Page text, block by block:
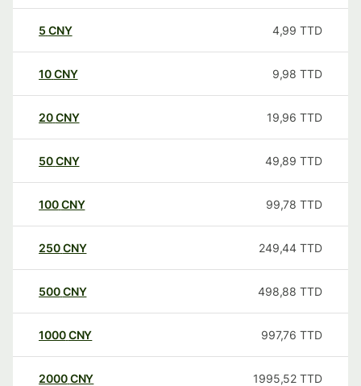
5 CNY 4,99 TTD
10CNY 9,98 TTD
20CNY 19,96 TTD
50CNY 49,89 TTD
100CNY 99,78 TTD
250CNY 249,44 TTD
500CNY 498,88 TTD
1000CNY 997,76 TTD
2000CNY 1995,52 TTD